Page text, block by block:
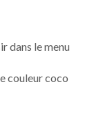
dans le menu
couleur coco